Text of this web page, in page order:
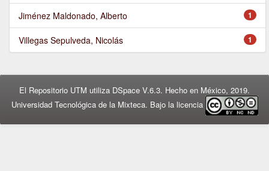
1
Jiménez Maldonado, Alberto
1
Villegas Sepulveda, Nicolás
El Repositorio UTM utiliza DSpace V.6.3. Hecho en México, 2019.
Universidad Tecnológica de la Mixteca. Bajo la licencia